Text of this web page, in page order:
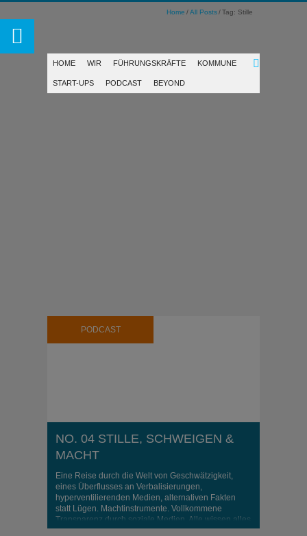
Home All Posts Tag: Stille
HOME WIR FÜHRUNGSKRÄFTE KOMMUNE
START-UPS PODCAST BEYOND
PODCAST
NO. 04 STILLE, SCHWEIGEN &
MACHT
Eine Reise durch die Welt von Geschwätzigkeit,
eines Überflusses an Verbalisierungen,
hyperventilierenden Medien, alternativen Fakten
statt Lügen. Machtinstrumente. Vollkommene
Transparenz durch soziale Medien. Alle wissen alles
über alle. Permanentes Rauschen! Erzeugt dies